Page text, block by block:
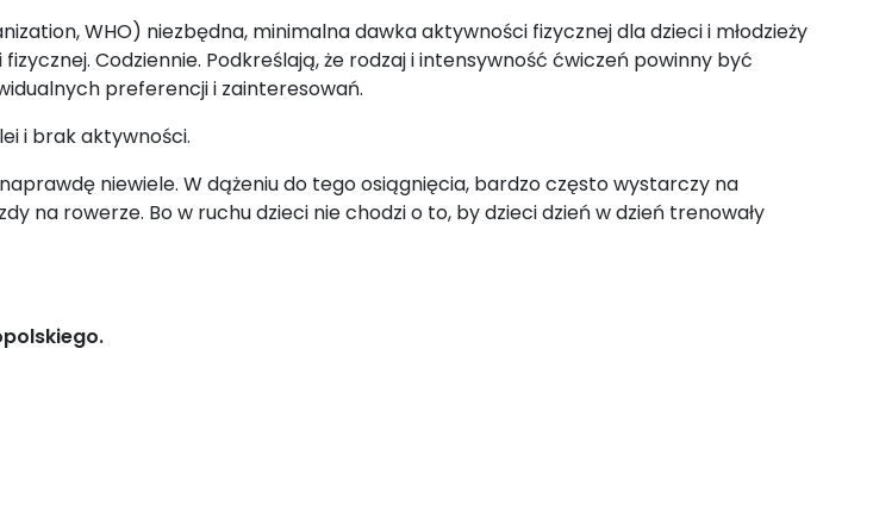
WHO) niezbędna, minimalna dawka aktywności fizycznej dla dzieci i młodzieży
Codziennie. Podkreślają, że rodzaj i intensywność ćwiczeń powinny być
preferencji i zainteresowań.
i brak aktywności.
niewiele. W dążeniu do tego osiągnięcia, bardzo często wystarczy na
na rowerze. Bo w ruchu dzieci nie chodzi o to, by dzieci dzień w dzień trenowały